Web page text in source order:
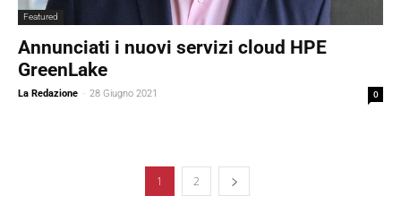
Featured
Annunciati i nuovi servizi cloud HPE
GreenLake
La Redazione - 28 Giugno 2021 0
1 2